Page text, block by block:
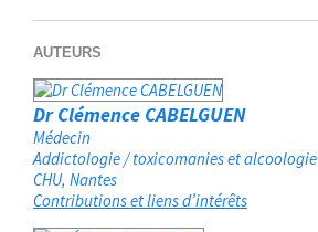
AUTEURS
Dr Clémence CABELGUEN
Médecin
Addictologie / toxicomanies et alcoologie
CHU Nantes
Contributions et liens d’intérêts